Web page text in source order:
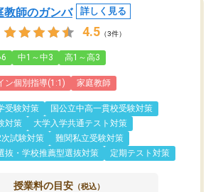
教師のガンバ 詳しく見る
4.5 （3件）
中1～中3 高1～高3
ン個別指導(1:1) 家庭教師
受験対策
国公立中高一貫校受験対策
対策
大学入学共通テスト対策
試験対策
難関私立受験対策
抜・学校推薦型選抜対策
定期テスト対策
授業料の目安 （税込）